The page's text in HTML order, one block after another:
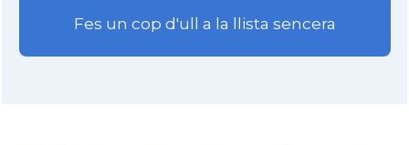
Fes un cop d'ull a la llista sencera